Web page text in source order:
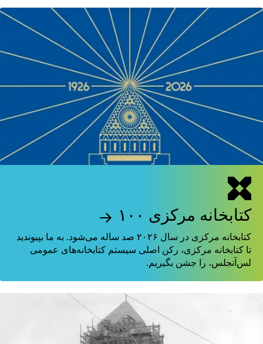
کتابخانه مرکزی ۱۰۰
کتابخانه مرکزی در سال ۲۰۲۶ صد ساله می‌شود. به ما بپیوندید
تا کتابخانه مرکزی، رکن اصلی سیستم کتابخانه‌های عمومی
لس‌آنجلس، را جشن بگیریم.